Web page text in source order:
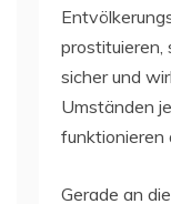
prostituieren,
sicher und
Umständen
funktionieren
Gerade an